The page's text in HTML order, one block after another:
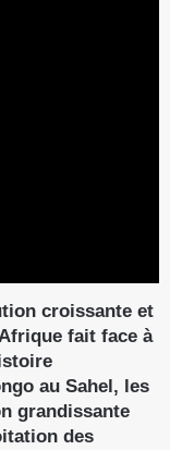
croissante et
fait face à
au Sahel, les
grandissante
des